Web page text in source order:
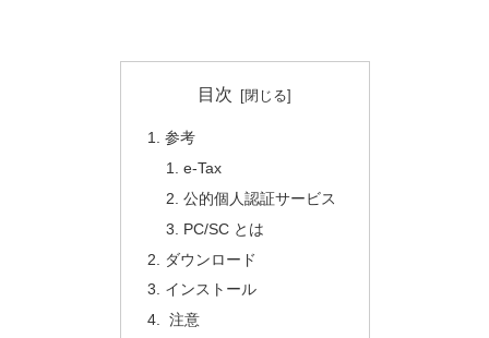
目次
参考
e-Tax
公的個人認証サービス
PC/SC とは
ダウンロード
インストール
注意